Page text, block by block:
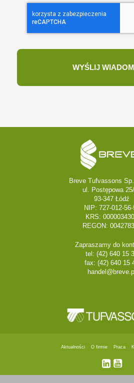
Breve Tufvassons
ul. Postępowa
93-347 Łódź
NIP: 727-012-
KRS:
REGON:
Zapraszamy do
tel: (42) 640 15
fax: (42) 640 15
handel@breve.pl
Aktualności O firmie Praca